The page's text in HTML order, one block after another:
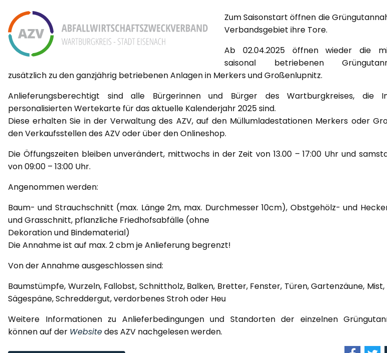
Zum Saisonstart öffnen die
Verbandsgebiet ihre Tore.
Ab 02.04.2025 öffnen wieder die
saisonal betriebenen
zusätzlich zu den ganzjährig betriebenen Anlagen in Merkers und Großenlupnitz.
Anlieferungsberechtigt sind alle Bürgerinnen und Bürger des Wartburgkreises, die
personalisierten Wertekarte für das aktuelle Kalenderjahr 2025 sind.
Diese erhalten Sie in der Verwaltung des AZV, auf den Müllumladestationen Merkers oder
den Verkaufsstellen des AZV oder über den Onlineshop.
Die Öffungszeiten bleiben unverändert, mittwochs in der Zeit von 13.00 – 17:00 Uhr und
von 09:00 – 13:00 Uhr.
Angenommen werden:
Baum- und Strauchschnitt (max. Länge 2m, max. Durchmesser 10cm), Obstgehölz- und
und Grasschnitt, pflanzliche Friedhofsabfälle (ohne
Dekoration und Bindematerial)
Die Annahme ist auf max. 2 cbm je Anlieferung begrenzt!
Von der Annahme ausgeschlossen sind:
Baumstümpfe, Wurzeln, Fallobst, Schnittholz, Balken, Bretter, Fenster, Türen, Gartenzäune,
Sägespäne, Schreddergut, verdorbenes Stroh oder Heu
Weitere Informationen zu Anlieferbedingungen und Standorten der einzelnen
können auf der Websitedes AZV nachgelesen werden.